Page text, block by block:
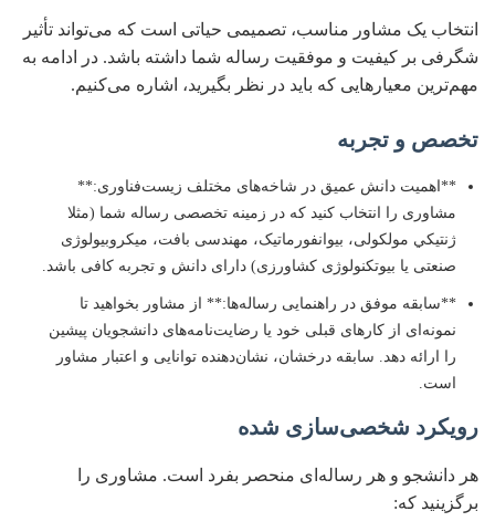
انتخاب یک مشاور مناسب، تصمیمی حیاتی است که می‌تواند تأثیر
شگرفی بر کیفیت و موفقیت رساله شما داشته باشد. در ادامه به
مهم‌ترین معیارهایی که باید در نظر بگیرید، اشاره می‌کنیم.
تخصص و تجربه
**اهمیت دانش عمیق در شاخه‌های مختلف زیست‌فناوری:**
مشاوری را انتخاب کنید که در زمینه تخصصی رساله شما (مثلا
ژنتیکي مولکولی، بیوانفورماتیک، مهندسی بافت، میکروبیولوژی
صنعتی یا بیوتکنولوژی کشاورزی) دارای دانش و تجربه کافی باشد.
**سابقه موفق در راهنمایی رساله‌ها:** از مشاور بخواهید تا
نمونه‌ای از کارهای قبلی خود یا رضایت‌نامه‌های دانشجویان پیشین
را ارائه دهد. سابقه درخشان، نشان‌دهنده توانایی و اعتبار مشاور
است.
رویکرد شخصی‌سازی شده
هر دانشجو و هر رساله‌ای منحصر بفرد است. مشاوری را
برگزینید که: